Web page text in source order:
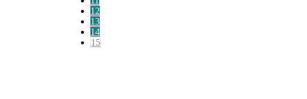
12
13
14
15